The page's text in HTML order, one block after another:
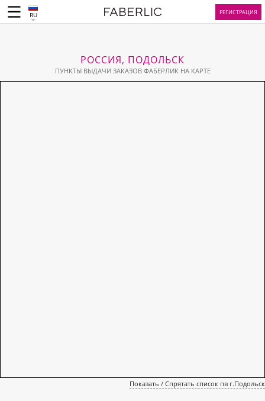
RU РЕГИСТРАЦИЯ
РОССИЯ, ПОДОЛЬСК
ПУНКТЫ ВЫДАЧИ ЗАКАЗОВ ФАБЕРЛИК НА КАРТЕ
Показать / Спрятать список пв г.Подольск